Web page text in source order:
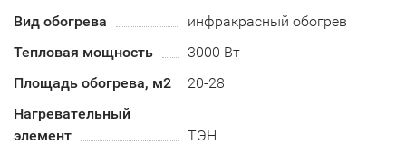
Вид обогрева
инфракрасный обогрев
Тепловая мощность
3000 Вт
Площадь обогрева, м2
20-28
Нагревательный
элемент
ТЭН